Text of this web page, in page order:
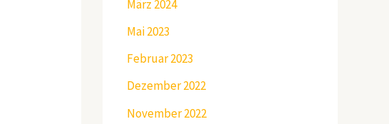
März 2024
Mai 2023
Februar 2023
Dezember 2022
November 2022